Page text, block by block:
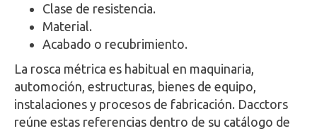
Clase de resistencia.
Material.
Acabado o recubrimiento.
La rosca métrica es habitual en maquinaria,
automoción, estructuras, bienes de equipo,
instalaciones y procesos de fabricación. Dacctors
reúne estas referencias dentro de su catálogo de